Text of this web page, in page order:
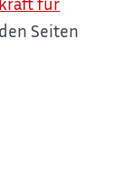
Seiten